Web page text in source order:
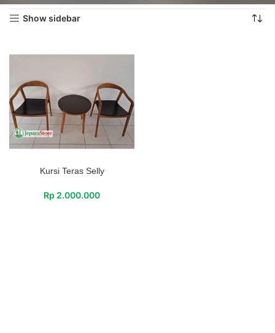
Show sidebar
Kursi Teras Selly
Rp 2.000.000